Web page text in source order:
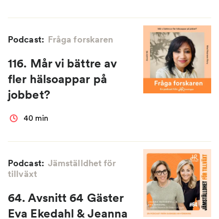
Podcast: Fråga forskaren
116. Mår vi bättre av
fler hälsoappar på
jobbet?
40 min
Podcast: Jämställdhet för
tillväxt
64. Avsnitt 64 Gäster
Eva Ekedahl & Jeanna